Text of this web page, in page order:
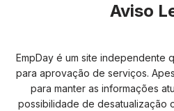
Aviso
EmpDay é um site independente
para aprovação de serviços.
para manter as informações
possibilidade de desatualização